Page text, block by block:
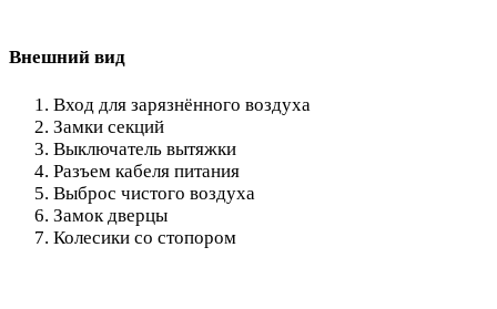
Внешний вид
Вход для зарязнённого воздуха
Замки секций
Выключатель вытяжки
Разъем кабеля питания
Выброс чистого воздуха
Замок дверцы
Колесики со стопором